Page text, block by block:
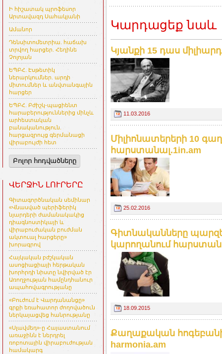
Ի հիշատակ պրոֆեսոր
Արտավազդ Սահակյանի
Ամանոր
Դենսիտոմետրիա. հաճախ
տրվող հարցեր. Հեղինե
Չոլոյան
ԵՊԲՀ. Էսթետիկ
ներարկումներ. արդի
միտումներ և անվտանգային
հարցեր
ԵՊԲՀ. Բժիշկ-պացիենտ
հարաբերություններից մինչև
արհեստական
բանականություն.
հարցազրույց գերմանացի
վիրաբույժի հետ
Բոլոր հոդվածները
ՎԵՐՋԻՆ ԼՈՒՐԵՐԸ
Գիտագործնական սեմինար
«Վնասված պերիֆերիկ
նյարդերի ժամանակակից
դիագնոստիկայի և
վիրաբուժական բուժման
ակտուալ հարցերը»
խորագրով
Հայկական բժշկական
ասոցիացիայի հերթական
խորհրդի նիստը նվիրված էր
Առողջության համընդհանուր
ապահովագրությանը
«Բուժում է Վարդանանցը»
գրքի եռահատոր ժողովածուն
ներկայացվեց հանրությանը
«Սլավմեդ»-ը Հայաստանում
առաջինն է ներդրել
ռոբոտային վիրաբուժության
համակարգ
Կարդացեք նաև
Կյանքի 15 դաս
11.03.2016
Միլիոնատերերի 10
հարստանալ.1in.am
25.02.2016
Գիտնականները
կարողանում
18.09.2015
Քաղաքական հոգեբանի
harmonia.am